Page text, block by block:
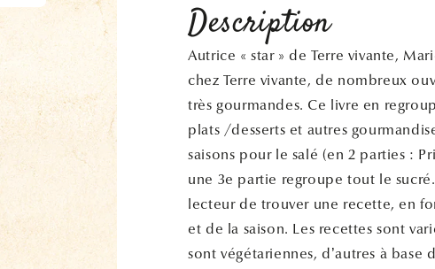
Description
Autrice « star » de Terre vivante,
chez Terre vivante, de nombreux
très gourmandes. Ce livre en
plats /desserts et autres
saisons pour le salé (en 2 parties :
une 3e partie regroupe tout le
lecteur de trouver une recette, en
et de la saison. Les recettes sont
sont végétariennes, d’autres à